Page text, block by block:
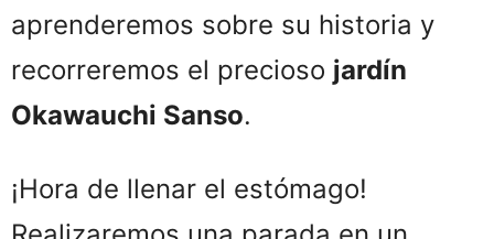
aprenderemos sobre su historia y
recorreremos el precioso jardín
Okawauchi Sanso.
¡Hora de llenar el estómago!